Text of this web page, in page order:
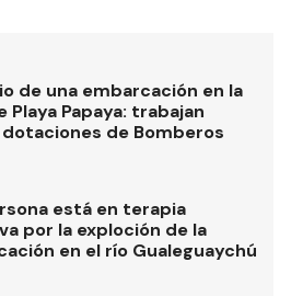
de una embarcación en la
Playa Papaya: trabajan
de Bomberos
está en terapia
por la exploción de la
en el río Gualeguaychú